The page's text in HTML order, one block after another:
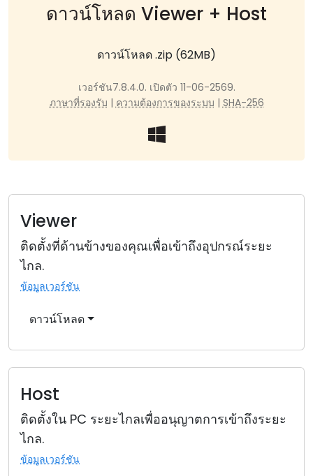
ดาวน์โหลด Viewer + Host
ดาวน์โหลด .zip (62MB)
เวอร์ชัน7.8.4.0. เปิดตัว 11-06-2569.
ภาษาที่รองรับ | ความต้องการของระบบ | SHA-256
Viewer
ติดตั้งที่ด้านข้างของคุณเพื่อเข้าถึงอุปกรณ์ระยะ
ไกล.
ข้อมูลเวอร์ชัน
ดาวน์โหลด
Host
ติดตั้งใน PC ระยะไกลเพื่ออนุญาตการเข้าถึงระยะ
ไกล.
ข้อมูลเวอร์ชัน